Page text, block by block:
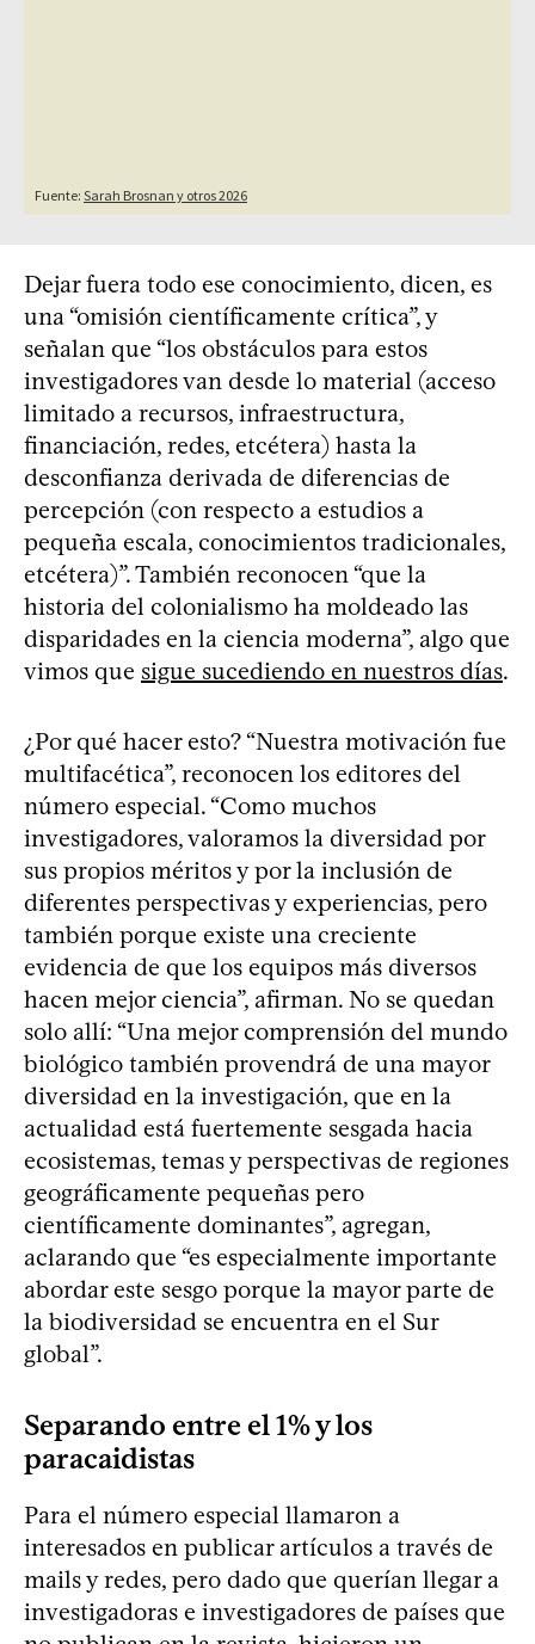
Dejar fuera todo ese conocimiento, dicen, es
una “omisión científicamente crítica”, y
señalan que “los obstáculos para estos
investigadores van desde lo material (acceso
limitado a recursos, infraestructura,
financiación, redes, etcétera) hasta la
desconfianza derivada de diferencias de
percepción (con respecto a estudios a
pequeña escala, conocimientos tradicionales,
etcétera)”. También reconocen “que la
historia del colonialismo ha moldeado las
disparidades en la ciencia moderna”, algo que
vimos que sigue sucediendo en nuestros días.
¿Por qué hacer esto? “Nuestra motivación fue
multifacética”, reconocen los editores del
número especial. “Como muchos
investigadores, valoramos la diversidad por
sus propios méritos y por la inclusión de
diferentes perspectivas y experiencias, pero
también porque existe una creciente
evidencia de que los equipos más diversos
hacen mejor ciencia”, afirman. No se quedan
solo allí: “Una mejor comprensión del mundo
biológico también provendrá de una mayor
diversidad en la investigación, que en la
actualidad está fuertemente sesgada hacia
ecosistemas, temas y perspectivas de regiones
geográficamente pequeñas pero
científicamente dominantes”, agregan,
aclarando que “es especialmente importante
abordar este sesgo porque la mayor parte de
la biodiversidad se encuentra en el Sur
global”.
Separando entre el 1% y los
paracaidistas
Para el número especial llamaron a
interesados en publicar artículos a través de
mails y redes, pero dado que querían llegar a
investigadoras e investigadores de países que